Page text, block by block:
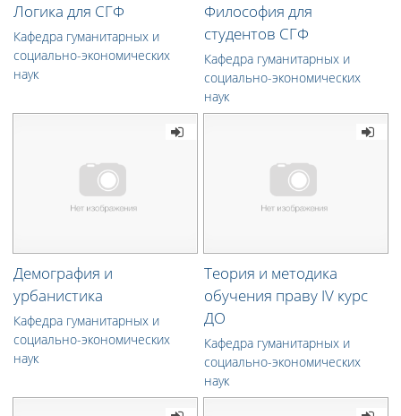
Логика для СГФ
Кафедра гуманитарных и
социально-экономических
наук
Философия для
студентов СГФ
Кафедра гуманитарных и
социально-экономических
наук
Демография и
урбанистика
Кафедра гуманитарных и
социально-экономических
наук
Теория и методика
обучения праву IV курс
ДО
Кафедра гуманитарных и
социально-экономических
наук